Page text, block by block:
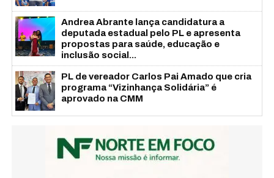
Andrea Abrante lança candidatura a
deputada estadual pelo PL e apresenta
propostas para saúde, educação e
inclusão social...
PL de vereador Carlos Pai Amado que cria
programa “Vizinhança Solidária” é
aprovado na CMM